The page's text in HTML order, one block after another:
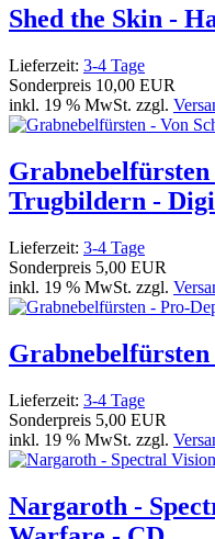
Shed the Skin -
Lieferzeit: 3-4 Tage
Sonderpreis 10,00 EUR
inkl. 19 % MwSt. zzgl.
Grabnebelfürsten
Trugbildern -
Lieferzeit: 3-4 Tage
Sonderpreis 5,00 EUR
inkl. 19 % MwSt. zzgl.
Lieferzeit: 3-4 Tage
Sonderpreis 5,00 EUR
inkl. 19 % MwSt. zzgl.
Nargaroth -